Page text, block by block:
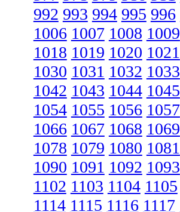
992 993 994 995 996
1006 1007 1008 1009
1018 1019 1020 1021
1030 1031 1032 1033
1042 1043 1044 1045
1054 1055 1056 1057
1066 1067 1068 1069
1078 1079 1080 1081
1090 1091 1092 1093
1102 1103 1104 1105
1114 1115 1116 1117